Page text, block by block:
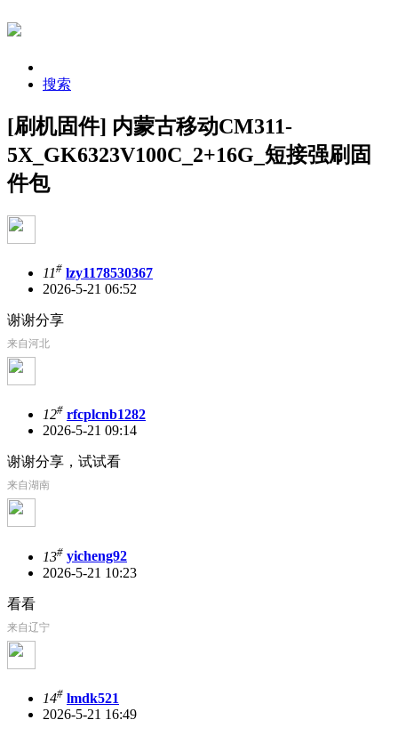
搜索
[刷机固件] 内蒙古移动CM311-
5X_GK6323V100C_2+16G_短接强刷固
件包
11# lzy1178530367
2026-5-21 06:52
谢谢分享
来自河北
12# rfcplcnb1282
2026-5-21 09:14
谢谢分享，试试看
来自湖南
13# yicheng92
2026-5-21 10:23
看看
来自辽宁
14# lmdk521
2026-5-21 16:49